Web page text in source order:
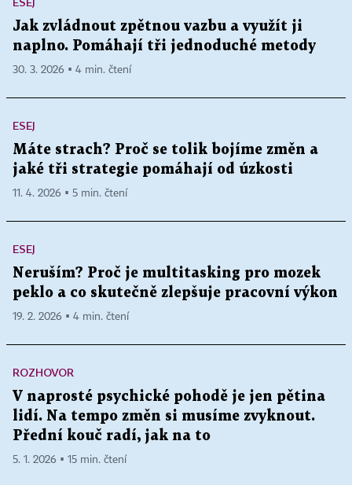
Jak zvládnout zpětnou vazbu a využít ji
naplno. Pomáhají tři jednoduché metody
30. 3. 2026 ▪ 4 min. čtení
ESEJ
Máte strach? Proč se tolik bojíme změn a
jaké tři strategie pomáhají od úzkosti
11. 4. 2026 ▪ 5 min. čtení
ESEJ
Neruším? Proč je multitasking pro mozek
peklo a co skutečně zlepšuje pracovní výkon
19. 2. 2026 ▪ 4 min. čtení
ROZHOVOR
V naprosté psychické pohodě je jen pětina
lidí. Na tempo změn si musíme zvyknout.
Přední kouč radí, jak na to
5. 1. 2026 ▪ 15 min. čtení